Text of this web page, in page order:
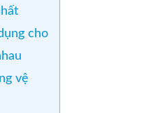
cho
vệ